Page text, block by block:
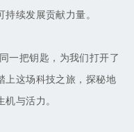
续发展贡献力量。
把钥匙，为我们打开了
上这场科技之旅，探秘地
与活力。